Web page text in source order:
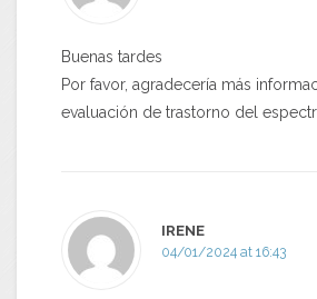
Buenas tardes
Por favor, agradecería más
evaluación de trastorno del
IRENE
04/01/2024 at 16:43